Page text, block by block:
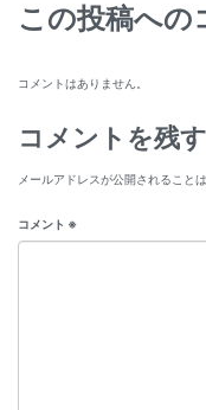
この投稿への
コメントはありません。
コメントを残す
メールアドレスが公開されること
コメント ※